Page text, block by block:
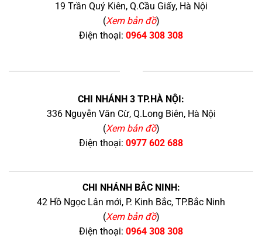
19 Trần Quý Kiên, Q.Cầu Giấy, Hà Nội
(Xem bản đồ)
Điện thoại: 0964 308 308
CHI NHÁNH 3 TP.HÀ NỘI:
336 Nguyễn Văn Cừ, Q.Long Biên, Hà Nội
(Xem bản đồ)
Điện thoại: 0977 602 688
CHI NHÁNH BẮC NINH:
42 Hồ Ngọc Lân mới, P. Kinh Bắc, TP.Bắc Ninh
(Xem bản đồ)
Điện thoại: 0964 308 308